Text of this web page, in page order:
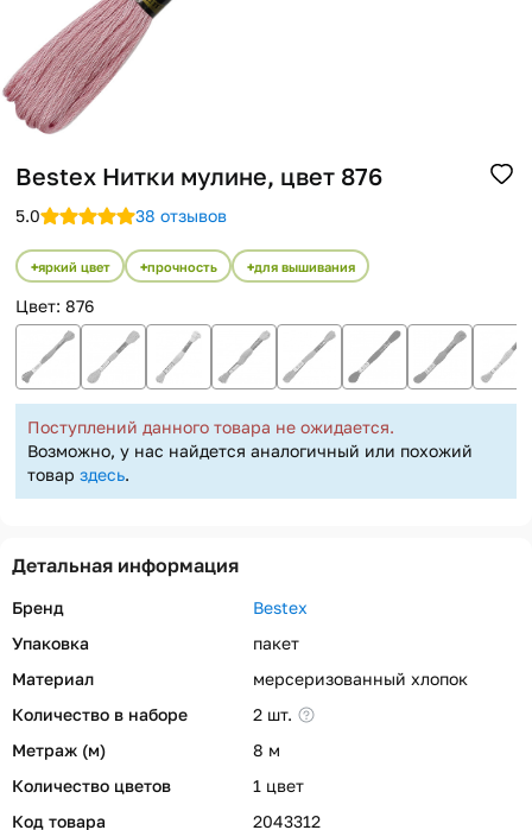
Bestex Нитки мулине, цвет 876
5.0 38 отзывов
яркий цвет прочность для вышивания
Цвет: 876
Поступлений данного товара не ожидается.
Возможно, у нас найдется аналогичный или похожий
товар здесь.
Детальная информация
Бренд
Bestex
Упаковка
пакет
Материал
мерсеризованный хлопок
Количество в наборе
2 шт.
Метраж (м)
8 м
Количество цветов
1 цвет
Код товара
2043312
Способы оплаты